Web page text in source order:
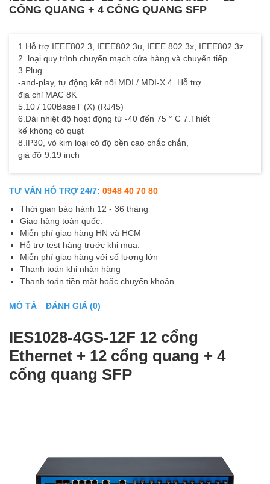
CỔNG QUANG + 4 CỔNG QUANG SFP
1.Hỗ trợ IEEE802.3, IEEE802.3u, IEEE 802.3x, IEEE802.3z
2. loại quy trình chuyển mạch cửa hàng và chuyển tiếp
3.Plug
-and-play, tự động kết nối MDI / MDI-X 4. Hỗ trợ
địa chỉ MAC 8K
5.10 / 100BaseT (X) (RJ45)
6.Dải nhiệt độ hoạt động từ -40 đến 75 ° C 7.Thiết
kế không có quạt
8.IP30, vỏ kim loại có độ bền cao chắc chắn,
giá đỡ 9.19 inch
TƯ VẤN HỖ TRỢ 24/7: 0948 40 70 80
Thời gian bảo hành 12 - 36 tháng
Giao hàng toàn quốc.
Miễn phí giao hàng HN và HCM
Hỗ trợ test hàng trước khi mua.
Miễn phí giao hàng với số lượng lớn
Thanh toán khi nhận hàng
Thanh toán tiền mặt hoặc chuyển khoản
MÔ TẢ ĐÁNH GIÁ (0)
IES1028-4GS-12F 12 cổng
Ethernet + 12 cổng quang + 4
cổng quang SFP